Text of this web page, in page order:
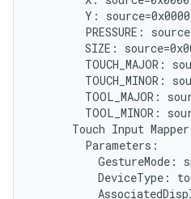
Y:
PRESSURE:
SIZE:
TOUCH_MAJOR:
TOUCH_MINOR:
TOOL_MAJOR:
TOOL_MINOR:
Touch Input
        Parameters:
GestureMode:
DeviceType: